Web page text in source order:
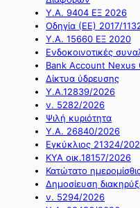
Υ.Α. 9404 ΕΞ 2026
Οδηγία (ΕΕ) 2017/
Υ.Α. 15660 ΕΞ 2020
Ενδοκοινοτικές
Bank Account Nexus
Δίκτυα ύδρευσης
Υ.Α.12839/2026
ν. 5282/2026
Ψιλή κυριότητα
Υ.Α. 26840/2026
Εγκύκλιος 21324/
ΚΥΑ οικ.18157/2026
Κατώτατο
Δημοσίευση
ν. 5294/2026